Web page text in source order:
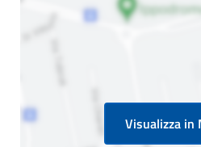
Visualizza in